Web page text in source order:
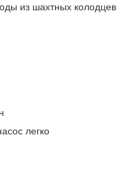
из шахтных колодцев
легко